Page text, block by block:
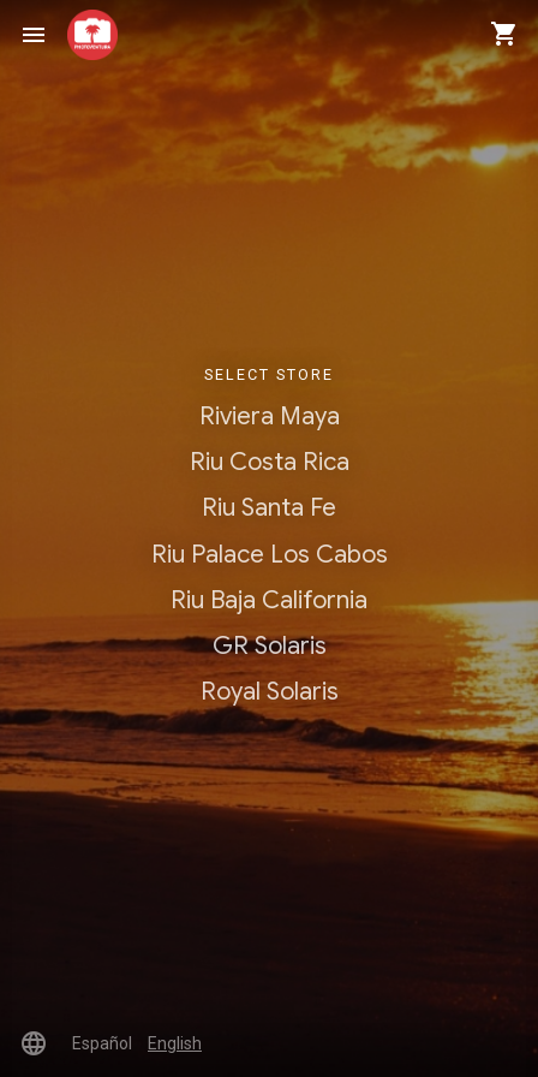
menu shopping_cart
SELECT STORE
Riviera Maya
Riu Costa Rica
Riu Santa Fe
Riu Palace Los Cabos
Riu Baja California
GR Solaris
Royal Solaris
language Español English